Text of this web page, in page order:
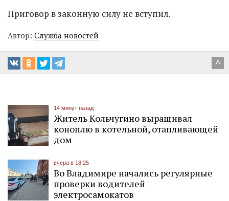
Приговор в законную силу не вступил.
Автор: Служба новостей
^
14 минут назад
Житель Кольчугино выращивал
коноплю в котельной, отапливающей
дом
вчера в 18:25
Во Владимире начались регулярные
проверки водителей
электросамокатов